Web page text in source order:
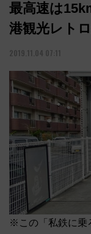
最高速は
港観光レト
2019.11.04 07:11
※この「私鉄に乗